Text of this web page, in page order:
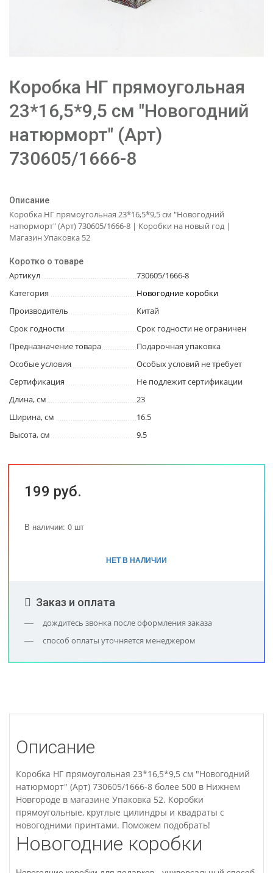
Коробка НГ прямоугольная
23*16,5*9,5 см "Новогодний
натюрморт" (Арт)
730605/1666-8
Описание
Коробка НГ прямоугольная 23*16,5*9,5 см "Новогодний
натюрморт" (Арт) 730605/1666-8 | Коробки на новый год |
Магазин Упаковка 52
Коротко о товаре
Артикул
730605/1666-8
Категория
Новогодние коробки
Производитель
Китай
Срок годности
Срок годности не ограничен
Предназначение товара
Подарочная упаковка
Особые условия
Особых условий не требует
Сертификация
Не подлежит сертификации
Длина, см
23
Ширина, см
16.5
Высота, см
9.5
199 руб.
В наличии: 0 шт
НЕТ В НАЛИЧИИ
Заказ и оплата
дождитесь звонка после оформления заказа
способ оплаты уточняется менеджером
Описание
Коробка НГ прямоугольная 23*16,5*9,5 см "Новогодний
натюрморт" (Арт) 730605/1666-8 более 500 в Нижнем
Новгороде в магазине Упаковка 52. Коробки
прямоугольные, круглые цилиндры и квадраты с
новогодними принтами. Поможем подобрать!
Новогодние коробки